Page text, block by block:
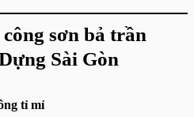
sơn bả trần
Sài Gòn
tỉ mỉ